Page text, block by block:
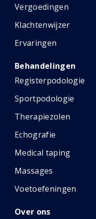
Vergoedingen
Klachtenwijzer
Ervaringen
Behandelingen
Registerpodologie
Sportpodologie
Therapiezolen
Echografie
Medical taping
Massages
Voetoefeningen
Over ons